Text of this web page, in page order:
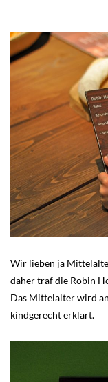
Wir lieben ja
daher traf die Robin
Das Mittelalter wird
kindgerecht erklärt.